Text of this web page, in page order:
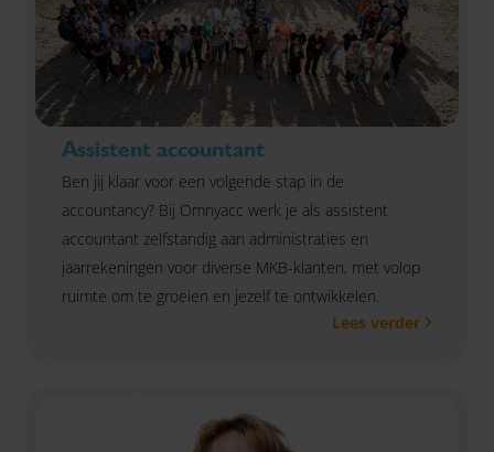
Assistent accountant
Ben jij klaar voor een volgende stap in de
accountancy? Bij Omnyacc werk je als assistent
accountant zelfstandig aan administraties en
jaarrekeningen voor diverse MKB-klanten, met volop
ruimte om te groeien en jezelf te ontwikkelen.
Lees verder